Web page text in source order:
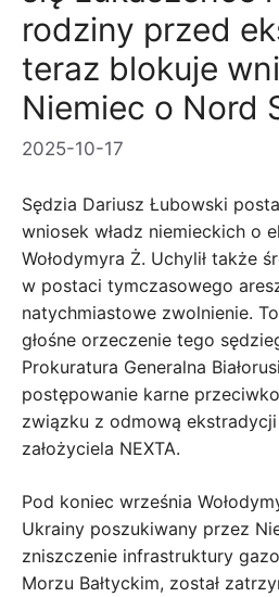
rodziny przed
teraz blokuje
Niemiec o Nord
2025-10-17
Sędzia Dariusz Łubowski
wniosek władz niemieckich o
Wołodymyra Ż. Uchylił także
w postaci tymczasowego
natychmiastowe zwolnienie.
głośne orzeczenie tego
Prokuratura Generalna
postępowanie karne
związku z odmową ekstradycji
założyciela NEXTA.
Pod koniec września
Ukrainy poszukiwany przez
zniszczenie infrastruktury
Morzu Bałtyckim, został